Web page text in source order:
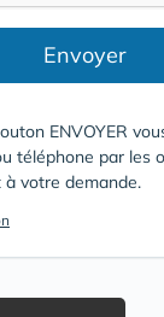
Envoyer
ENVOYER
téléphone par les
votre demande.